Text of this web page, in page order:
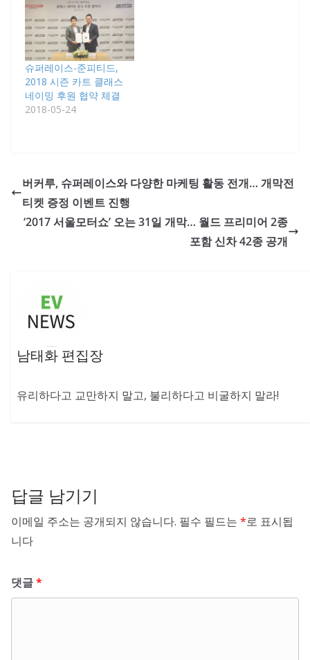
슈퍼레이스-준피티드,
2018 시즌 카트 클래스
네이밍 후원 협약 체결
2018-05-24
버커루, 슈퍼레이스와 다양한 마케팅 활동 전개… 개막전
티켓 증정 이벤트 진행
‘2017 서울모터쇼’ 오는 31일 개막… 월드 프리미어 2종
포함 신차 42종 공개
남태화 편집장
유리하다고 교만하지 말고, 불리하다고 비굴하지 말라!
답글 남기기
이메일 주소는 공개되지 않습니다. 필수 필드는 *로 표시됩
니다
댓글*